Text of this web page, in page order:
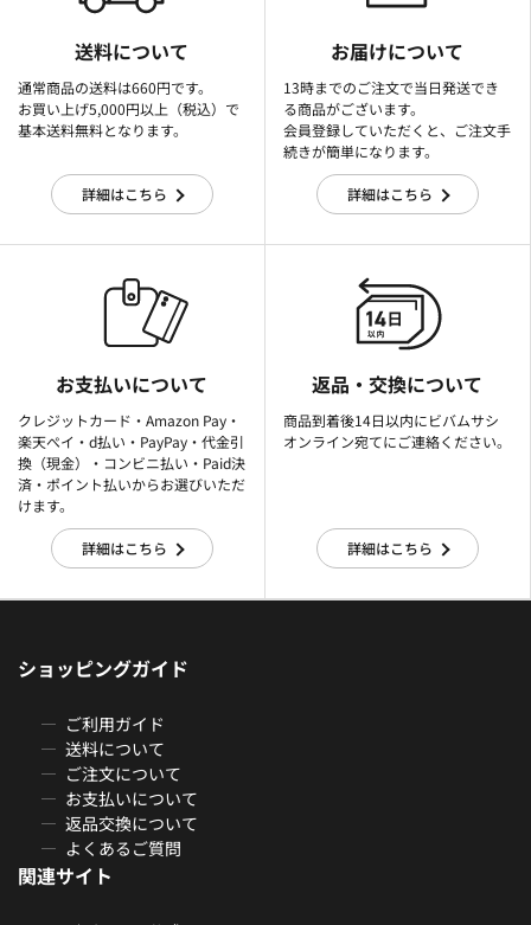
送料について
通常商品の送料は660円です。
お買い上げ5,000円以上（税込）で
基本送料無料となります。
詳細はこちら
お届けについて
13時までのご注文で当日発送でき
る商品がございます。
会員登録していただくと、ご注文手
続きが簡単になります。
詳細はこちら
お支払いについて
クレジットカード・Amazon Pay・
楽天ぺイ・d払い・PayPay・代金引
換（現金）・コンビニ払い・Paid決
済・ポイント払いからお選びいただ
けます。
詳細はこちら
返品・交換について
商品到着後14日以内にビバムサシ
オンライン宛てにご連絡ください。
詳細はこちら
ショッピングガイド
ご利用ガイド
送料について
ご注文について
お支払いについて
返品交換について
よくあるご質問
関連サイト